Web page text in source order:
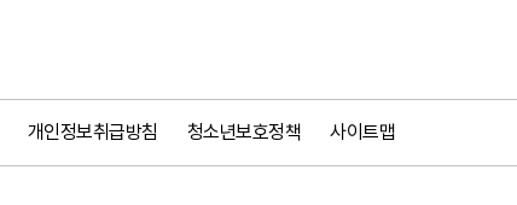
개인정보취급방침 청소년보호정책 사이트맵